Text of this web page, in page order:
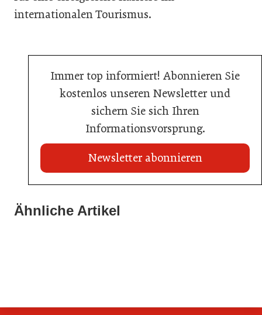
internationalen Tourismus.
Immer top informiert! Abonnieren Sie
kostenlos unseren Newsletter und
sichern Sie sich Ihren
Informationsvorsprung.
Newsletter abonnieren
Ähnliche Artikel
Travel Start-up Night 2026: Beste Tourismus-Idee